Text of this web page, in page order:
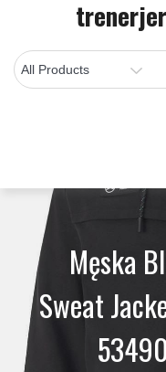
content
Męska
Sweat